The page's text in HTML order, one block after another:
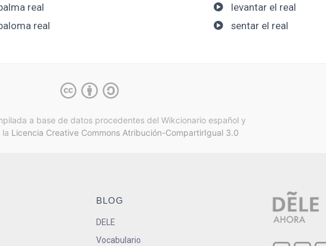
real
real
levantar el real
sentar el real
a base de datos procedentes del Wikcionario español y
la Licencia Creative Commons Atribución-CompartirIgual 3.0
BLOG
DELE
Vocabulario